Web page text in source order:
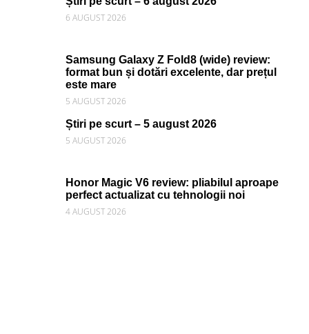
6 AUGUST 2026
Samsung Galaxy Z Fold8 (wide) review:
format bun și dotări excelente, dar prețul
este mare
5 AUGUST 2026
Știri pe scurt – 5 august 2026
5 AUGUST 2026
Honor Magic V6 review: pliabilul aproape
perfect actualizat cu tehnologii noi
4 AUGUST 2026